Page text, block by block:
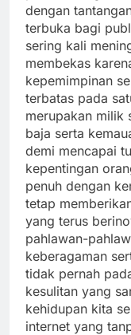
dengan
terbuka bagi
sering kali
membekas
kepemimpinan
terbatas pada
merupakan milik
baja serta
demi mencapai
kepentingan
penuh dengan
tetap
yang terus
pahlawan-
keberagaman
tidak pernah
kesulitan yang
kehidupan kita
internet yang